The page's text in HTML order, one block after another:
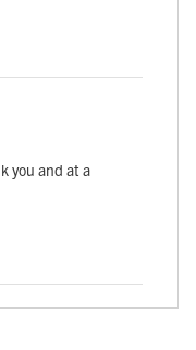
you and at a